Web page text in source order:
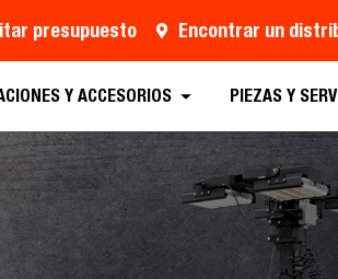
presupuesto Encontrar un
Y ACCESORIOS PIEZAS Y
un presupuesto Buscar un